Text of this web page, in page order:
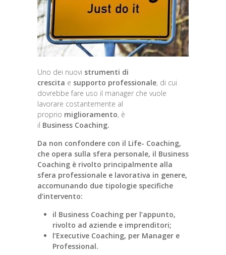
Uno dei nuovi strumenti di
crescita e supporto professionale, di cui
dovrebbe fare uso il manager che vuole
lavorare costantemente al
proprio miglioramento, è
il Business Coaching.
Da non confondere con il Life- Coaching,
che opera sulla sfera personale, il Business
Coaching è rivolto principalmente alla
sfera professionale e lavorativa in genere,
accomunando due tipologie specifiche
d’intervento:
il Business Coaching per l’appunto,
rivolto ad aziende e imprenditori;
l’Executive Coaching, per Manager e
Professional.